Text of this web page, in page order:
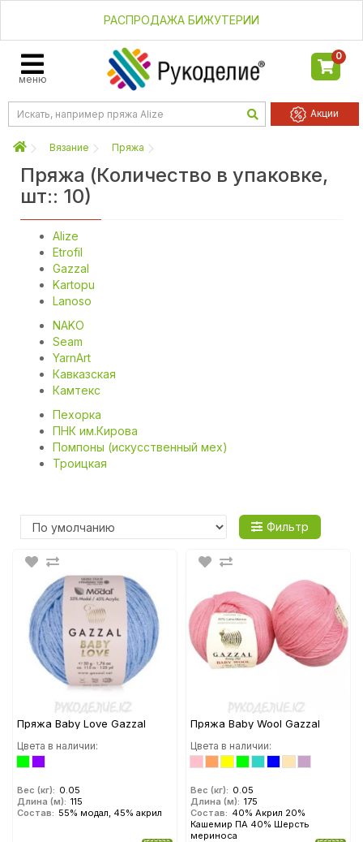
РАСПРОДАЖА БИЖУТЕРИИ
меню
0
Акции
Вязание Пряжа
Пряжа (Количество в упаковке,
шт:: 10)
Alize
Etrofil
Gazzal
Kartopu
Lanoso
NAKO
Seam
YarnArt
Кавказская
Камтекс
Пехорка
ПНК им.Кирова
Помпоны (искусственный мех)
Троицкая
Фильтр
Пряжа Baby Love Gazzal
Цвета в наличии:
Вес (кг): 0.05
Длина (м): 115
Состав: 55% модал, 45% акрил
Пряжа Baby Wool Gazzal
Цвета в наличии:
Вес (кг): 0.05
Длина (м): 175
Состав: 40% Акрил 20%
Кашемир ПА 40% Шерсть
мериноса